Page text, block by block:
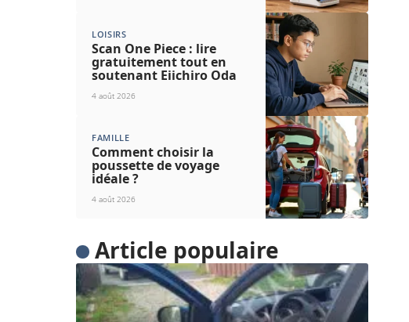
LOISIRS
Scan One Piece : lire
gratuitement tout en
soutenant Eiichiro Oda
4 août 2026
FAMILLE
Comment choisir la
poussette de voyage
idéale ?
4 août 2026
Article populaire